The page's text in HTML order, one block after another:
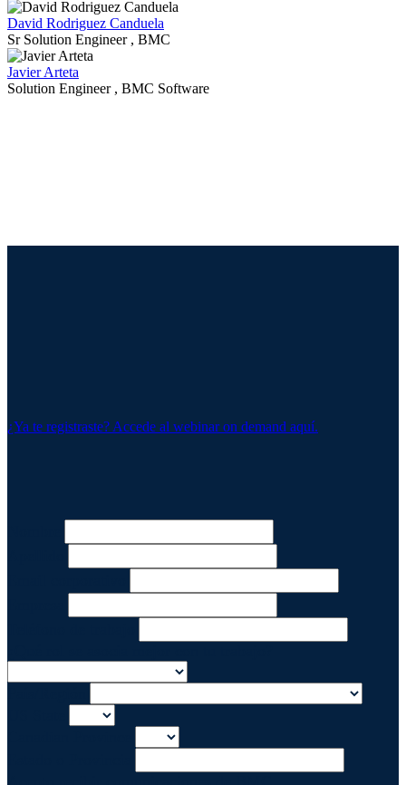
David Rodriguez Canduela
Sr Solution Engineer , BMC
Javier Arteta
Solution Engineer , BMC Software
¿Ya te registraste? Accede al webinar on demand aquí.